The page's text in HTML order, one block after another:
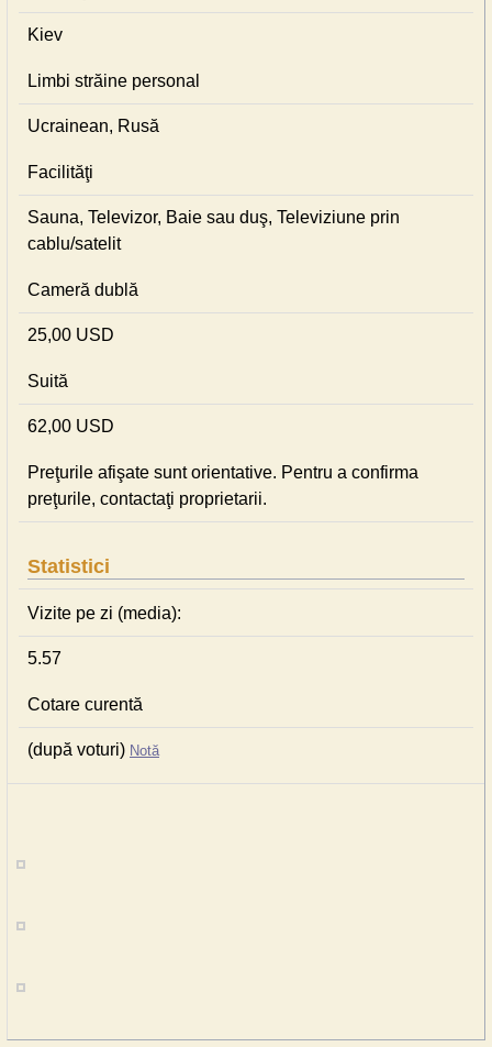
Kiev
Limbi străine personal
Ucrainean, Rusă
Facilităţi
Sauna, Televizor, Baie sau duş, Televiziune prin
cablu/satelit
Cameră dublă
25,00 USD
Suită
62,00 USD
Preţurile afişate sunt orientative. Pentru a confirma
preţurile, contactaţi proprietarii.
Statistici
Vizite pe zi (media):
5.57
Cotare curentă
(după voturi) Notă